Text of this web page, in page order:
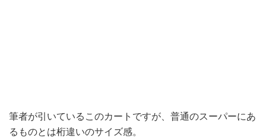
筆者が引いているこのカートですが、普通のスーパーにあ
るものとは桁違いのサイズ感。